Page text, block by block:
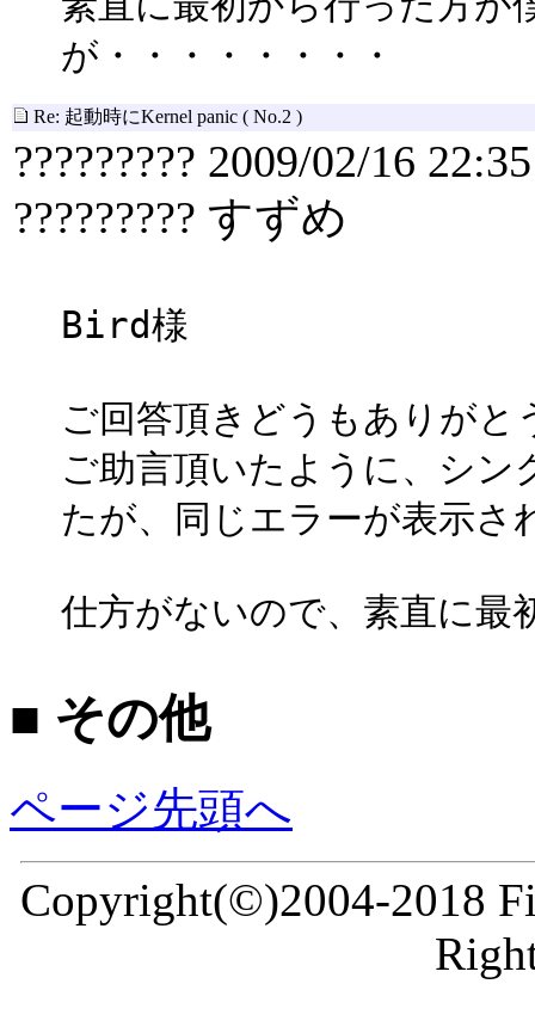
が・・・・・・・・
Re: 起動時にKernel panic ( No.2 )
????????? 2009/02/16 22:35
????????? すずめ
Bird様
ご回答頂きどうもありがと
ご助言頂いたように、シ
たが、同じエラーが表示さ
仕方がないので、素直に最
■ その他
ページ先頭へ
Copyright(©)2004-2018